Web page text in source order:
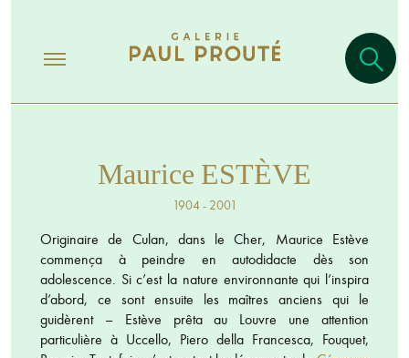
Maurice ESTÈVE
1904 - 2001
Originaire de Culan, dans le Cher, Maurice Estève
commença à peindre en autodidacte dès son
adolescence. Si c’est la nature environnante qui l’inspira
d’abord, ce sont ensuite les maîtres anciens qui le
guidèrent – Estève prêta au Louvre une attention
particulière à Uccello, Piero della Francesca, Fouquet,